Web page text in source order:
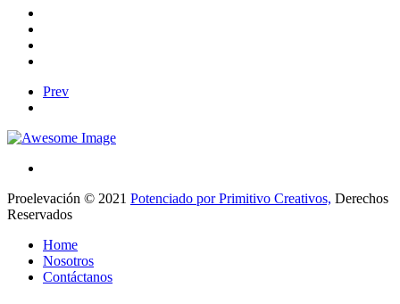
Prev
Proelevación © 2021 Potenciado por Primitivo Creativos, Derechos
Reservados
Home
Nosotros
Contáctanos